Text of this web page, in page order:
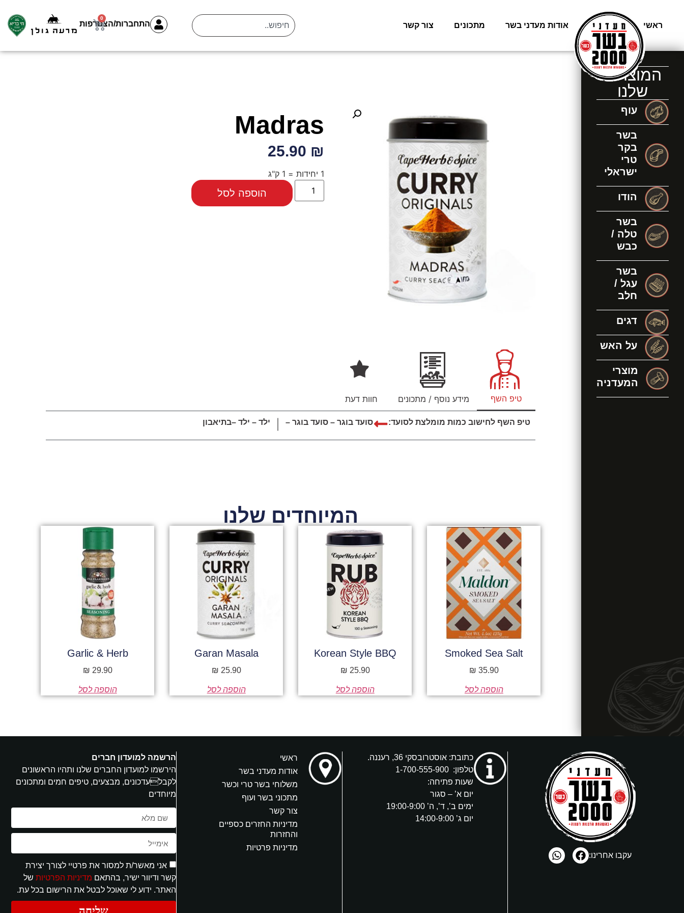
ראשי משלוחים אודות מעדני בשר מתכונים צור קשר התחברות/הצטרפות
0
המוצרים
שלנו
עוף
בשר
בקר
טרי
ישראלי
הודו
בשר
טלה /
כבש
בשר
עגל /
חלב
דגים
על האש
מוצרי
המעדניה
Madras
₪ 25.90
1 יחידות = 1 ק"ג
הוספה לסל
טיפ השף מידע נוסף / מתכונים חוות דעת
טיפ השף לחישוב כמות מומלצת לסועד: סועד בוגר – סועד בוגר – ילד – ילד –בתיאבון
המיוחדים שלנו
Smoked Sea Salt
35.90
₪
הוספה לסל
Korean Style BBQ
25.90
₪
הוספה לסל
Garan Masala
25.90
₪
הוספה לסל
Garlic & Herb
29.90
₪
הוספה לסל
עקבו אחרינו:
כתובת: אוסטרובסקי 36, רעננה.
טלפון:1-700-555-900
שעות פתיחה:
יום א’ – סגור
ימים ב’, ד’, ה’ 19:00-9:00
יום ג’ 14:00-9:00
ראשי
אודות מעדני בשר
משלוחי בשר טרי וכשר
מתכוני בשר ועוף
צור קשר
מדיניות החזרים כספיים
והחזרות
מדיניות פרטיות
הרשמה למועדון חברים
הירשמו למועדון החברים שלנו ותהיו הראשונים
לקבלעדכונים, מבצעים, טיפים חמים ומתכונים
מיוחדים
אני מאשר/ת למסור את פרטיי לצורך יצירת
קשר ודיוור ישיר, בהתאם מדיניות הפרטיותשל
האתר. ידוע לי שאוכל לבטל את הרישום בכל עת.